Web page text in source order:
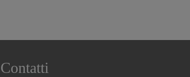
Contatti